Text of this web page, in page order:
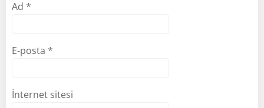
Ad *
E-posta *
İnternet sitesi